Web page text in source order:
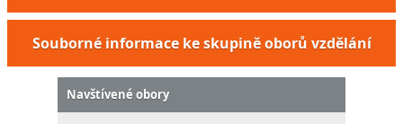
Souborné informace ke skupině oborů vzdělání
Navštívené obory